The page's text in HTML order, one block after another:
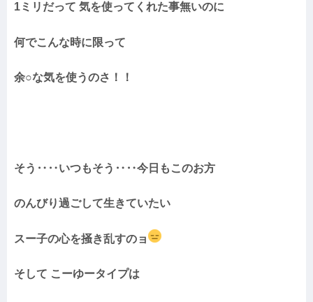
1ミリだって 気を使ってくれた事無いのに
何でこんな時に限って
余○な気を使うのさ！！
そう‥‥いつもそう‥‥今日もこのお方
のんびり過ごして生きていたい
スー子の心を掻き乱すのョ
そして こーゆータイプは